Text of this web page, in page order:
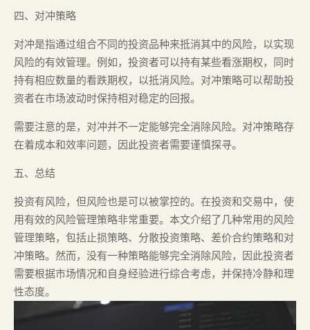
四、对冲策略
对冲是指通过组合不同的投资品种来抵消其中的风险，以实现
风险的有效管理。例如，投资者可以持有某些看涨期权，同时
持有相应数量的看跌期权，以抵消风险。对冲策略可以帮助投
资者在市场波动时保持相对稳定的回报。
需要注意的是，对冲并不一定能够完全消除风险。对冲策略存
在着成本和效率问题，因此投资者需要谨慎探寻。
五、总结
投资有风险，但风险也是可以被掌控的。在投资和交易中，使
用有效的风险管理策略非常重要。本文介绍了几种常用的风险
管理策略，包括止损策略、分散投资策略、差价合约策略和对
冲策略。然而，没有一种策略能够完全消除风险，因此投资者
需要根据市场情况和自身经验进行综合考虑，并保持冷静和理
性态度。